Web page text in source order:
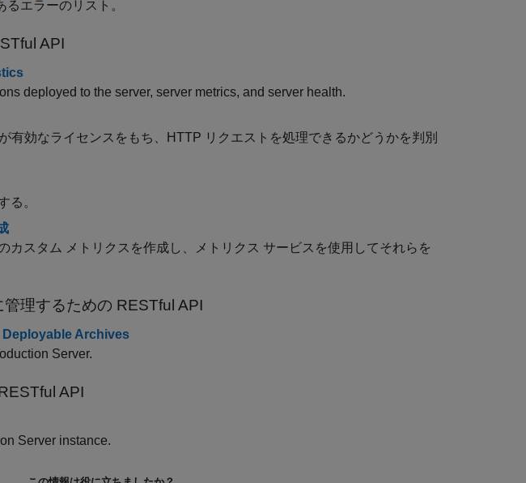
エラーのリスト。
API
deployed to the server, server metrics, and server health.
有効なライセンスをもち、HTTP リクエストを処理できるかどうかを判別
る。
カスタム メトリクスを作成し、メトリクス サービスを使用してそれらを
理するための RESTful API
Deployable Archives
Server.
API
Server instance.